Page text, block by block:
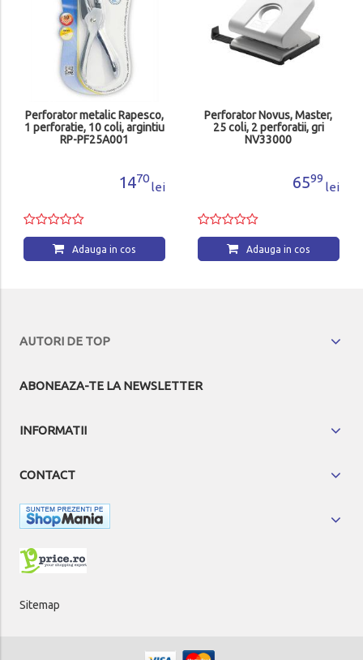
Perforator metalic Rapesco,
1 perforatie, 10 coli, argintiu
RP-PF25A001
1470
lei
Adauga in cos
Perforator Novus, Master,
25 coli, 2 perforatii, gri
NV33000
6599
lei
Adauga in cos
AUTORI DE TOP
ABONEAZA-TE LA NEWSLETTER
INFORMATII
CONTACT
Sitemap